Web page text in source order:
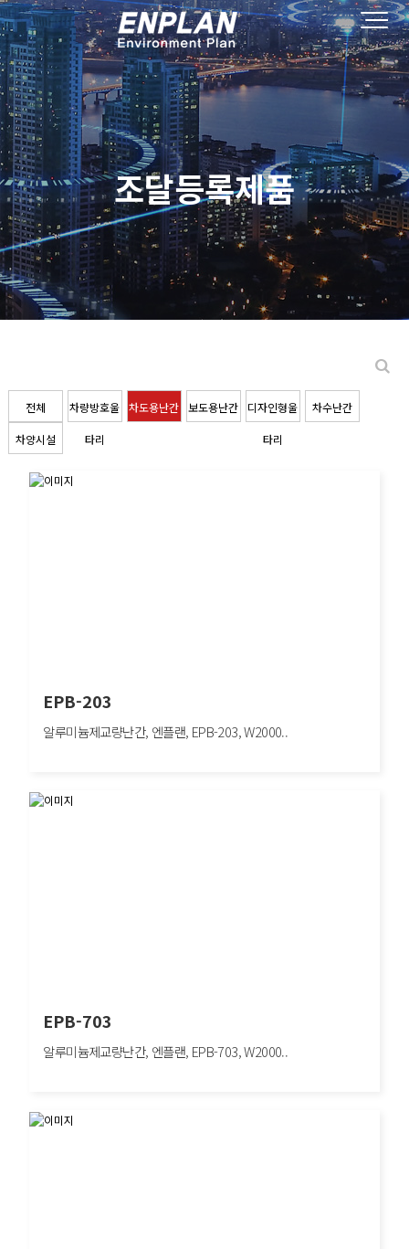
조달등록제품
전체 차량방호울
타리
차도용난간 보도용난간 디자인형울
타리
차수난간
차양시설
EPB-203
알루미늄제교량난간, 엔플랜, EPB-203, W2000..
알루미늄제교량난간, 엔플랜, EPB-203, W2000×H755mm, 보행자방호/도심구간
EPB-703
알루미늄제교량난간, 엔플랜, EPB-703, W2000..
알루미늄제교량난간, 엔플랜, EPB-703, W2000×H800mm, 보행자방호/도심구간